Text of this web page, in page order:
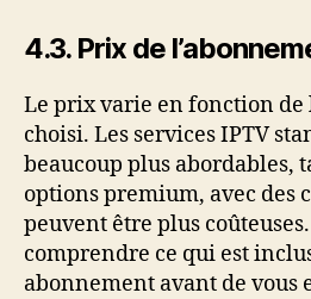
4.3. Prix de
Le prix varie en fonction de
choisi. Les services IPTV
beaucoup plus abordables,
options premium, avec des
peuvent être plus
comprendre ce qui est
abonnement avant de vous